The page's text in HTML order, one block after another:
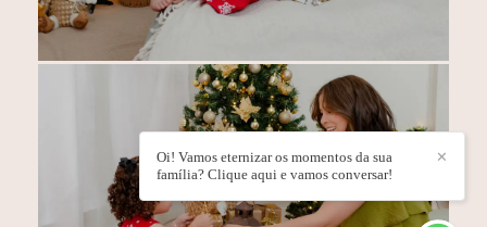
✕
Oi! Vamos eternizar os momentos da sua
família? Clique aqui e vamos conversar!